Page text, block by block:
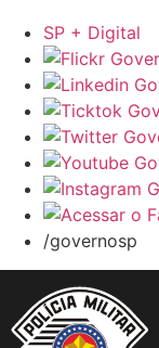
SP + Digital
/governosp